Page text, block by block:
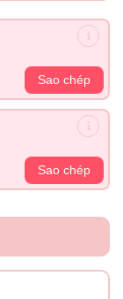
Sao chép
Sao chép